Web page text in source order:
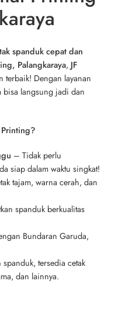
spanduk cepat dan
Palangkaraya, JF
terbaik! Dengan layanan
bisa langsung jadi dan
– Tidak perlu
siap dalam waktu singkat!
tajam, warna cerah, dan
spanduk berkualitas
Bundaran Garuda,
tersedia cetak
dan lainnya.